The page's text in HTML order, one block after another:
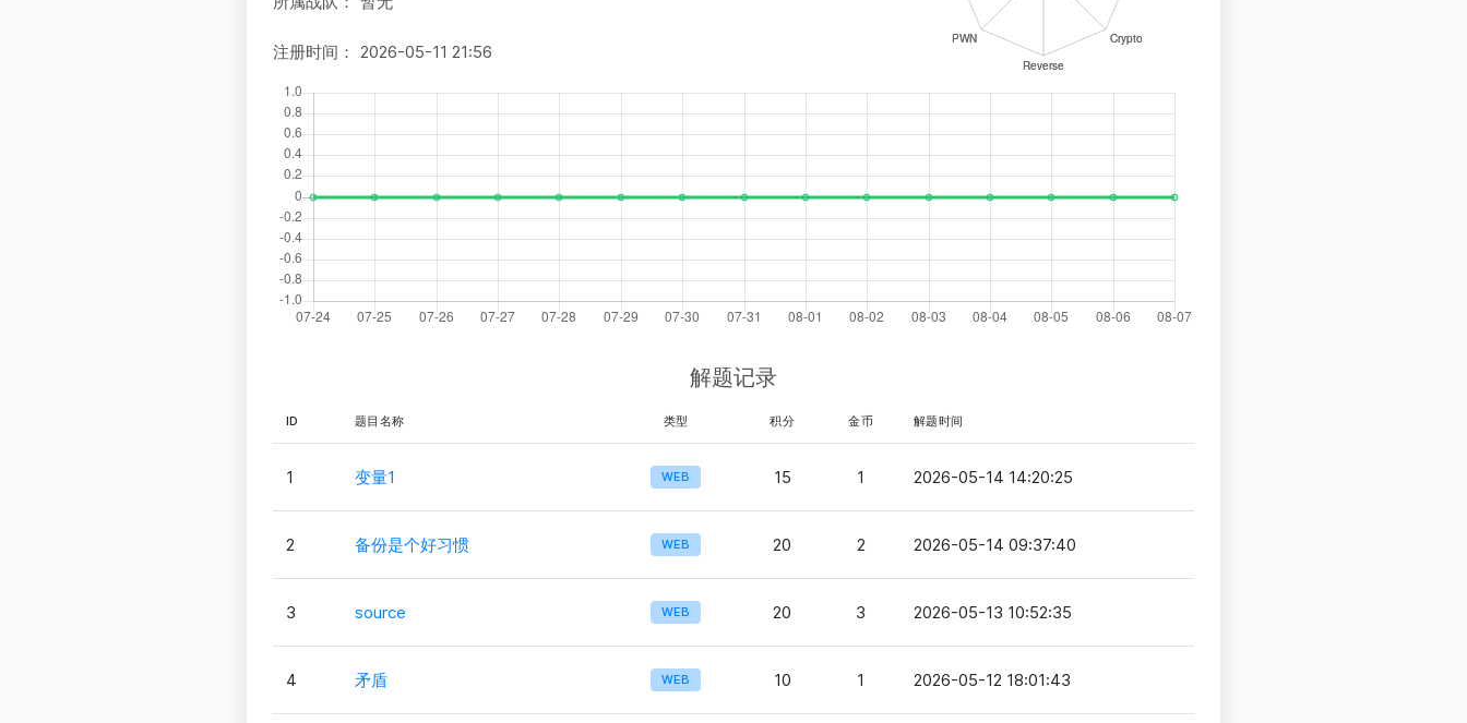
注册时间： 2026-05-11 21:56
解题记录
ID 题目名称 类型 积分 金币 解题时间
1 变量1 WEB 15 1 2026-05-14 14:20:25
2 备份是个好习惯 WEB 20 2 2026-05-14 09:37:40
3 source WEB 20 3 2026-05-13 10:52:35
4 矛盾 WEB 10 1 2026-05-12 18:01:43